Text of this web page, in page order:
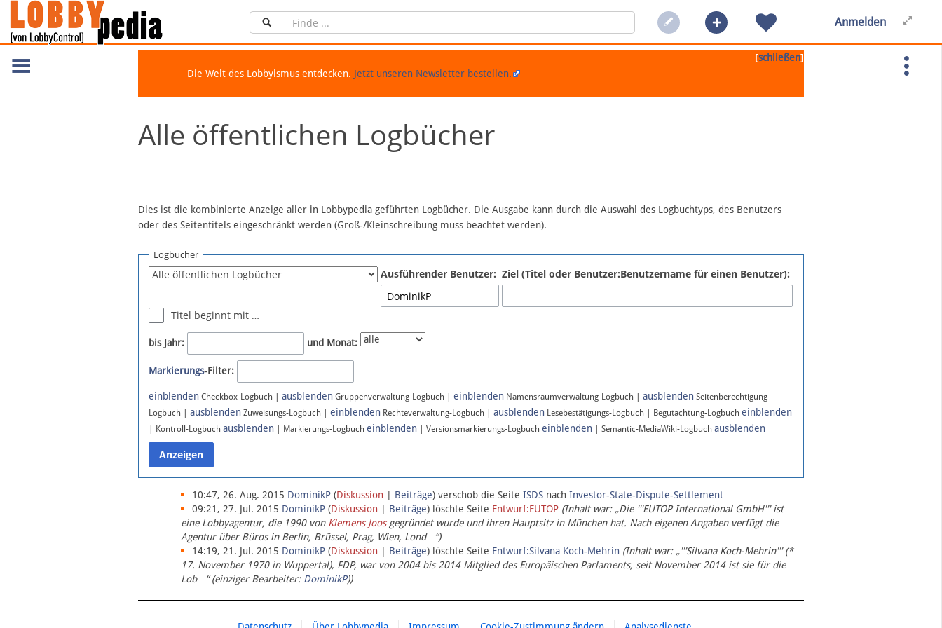
Anmelden
[schließen]
Die Welt des Lobbyismus entdecken. Jetzt unseren Newsletter bestellen.
Alle öffentlichen Logbücher
Dies ist die kombinierte Anzeige aller in Lobbypedia geführten Logbücher. Die Ausgabe kann durch die Auswahl des Logbuchtyps, des Benutzers
oder des Seitentitels eingeschränkt werden (Groß-/Kleinschreibung muss beachtet werden).
Logbücher
Ausführender Benutzer: Ziel (Titel oder Benutzer:Benutzername für einen Benutzer):
Titel beginnt mit …
bis Jahr: und Monat:
Markierungs-Filter:
einblenden Checkbox-Logbuch | ausblenden Gruppenverwaltung-Logbuch | einblenden Namensraumverwaltung-Logbuch | ausblenden Seitenberechtigung-
Logbuch | ausblenden Zuweisungs-Logbuch | einblenden Rechteverwaltung-Logbuch | ausblenden Lesebestätigungs-Logbuch | Begutachtung-Logbuch einblenden
| Kontroll-Logbuch ausblenden | Markierungs-Logbuch einblenden | Versionsmarkierungs-Logbuch einblenden | Semantic-MediaWiki-Logbuch ausblenden
10:47, 26. Aug. 2015 DominikP (Diskussion | Beiträge) verschob die Seite ISDS nach Investor-State-Dispute-Settlement
09:21, 27. Jul. 2015 DominikP (Diskussion | Beiträge) löschte Seite Entwurf:EUTOP (Inhalt war: „Die '''EUTOP International GmbH''' ist
eine Lobbyagentur, die 1990 von Klemens Joosgegründet wurde und ihren Hauptsitz in München hat. Nach eigenen Angaben verfügt die
Agentur über Büros in Berlin, Brüssel, Prag, Wien, Lond…“)
14:19, 21. Jul. 2015 DominikP (Diskussion | Beiträge) löschte Seite Entwurf:Silvana Koch-Mehrin (Inhalt war: „'''Silvana Koch-Mehrin''' (*
17. November 1970 in Wuppertal), FDP, war von 2004 bis 2014 Mitglied des Europäischen Parlaments, seit November 2014 ist sie für die
Lob…“ (einziger Bearbeiter: DominikP))